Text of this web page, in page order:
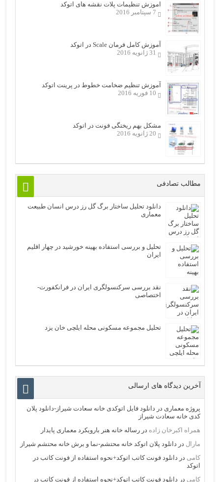
اموزش تنظیمات پلات نقشه های اتوکد
7 سپتامبر 2016
آموزش کامل فرمان Scale در اتوکد
31 ژانویه 2016
آموزش تنظیم ضخامت خطوط در پرینت اتوکد
10 فوریه 2016
مشکل بهم ریختگی فونت در اتوکد
20 ژانویه 2016
مطالب تصادفی
دانلود تحلیل ساختار برگ گل رز درس انسان طبیعت
معماری
تحلیل و بررسی استفاده بهینه خورشید در چهار اقلیم
ایران
نقد بررسی سرکنسولگری ایران در فرانکفورت-
اختصاصی
تحلیل مجموعه مسکونی محله ایلچی خان یزد
آخرین دیدگاه های ارسالی
پروژه معماری در دانلود فایل اتوکدی خانه سعادت شیراز-دانلود پلان
کدی خانه سعادت شیراز
همراه اکبرخان زاده دررساله خانه هنر بارویکرد معماری پایدار
مارال در دانلود پلان اتوکد خانه محتشم-نما و برش خانه محتشم شیراز
کامی در دانلود فونت کاتب اتوکد+نحوه استفاده از فونت کاتب در
اتوکد
کامی در دانلود فونت کاتب اتوکد+نحوه استفاده از فونت کاتب در